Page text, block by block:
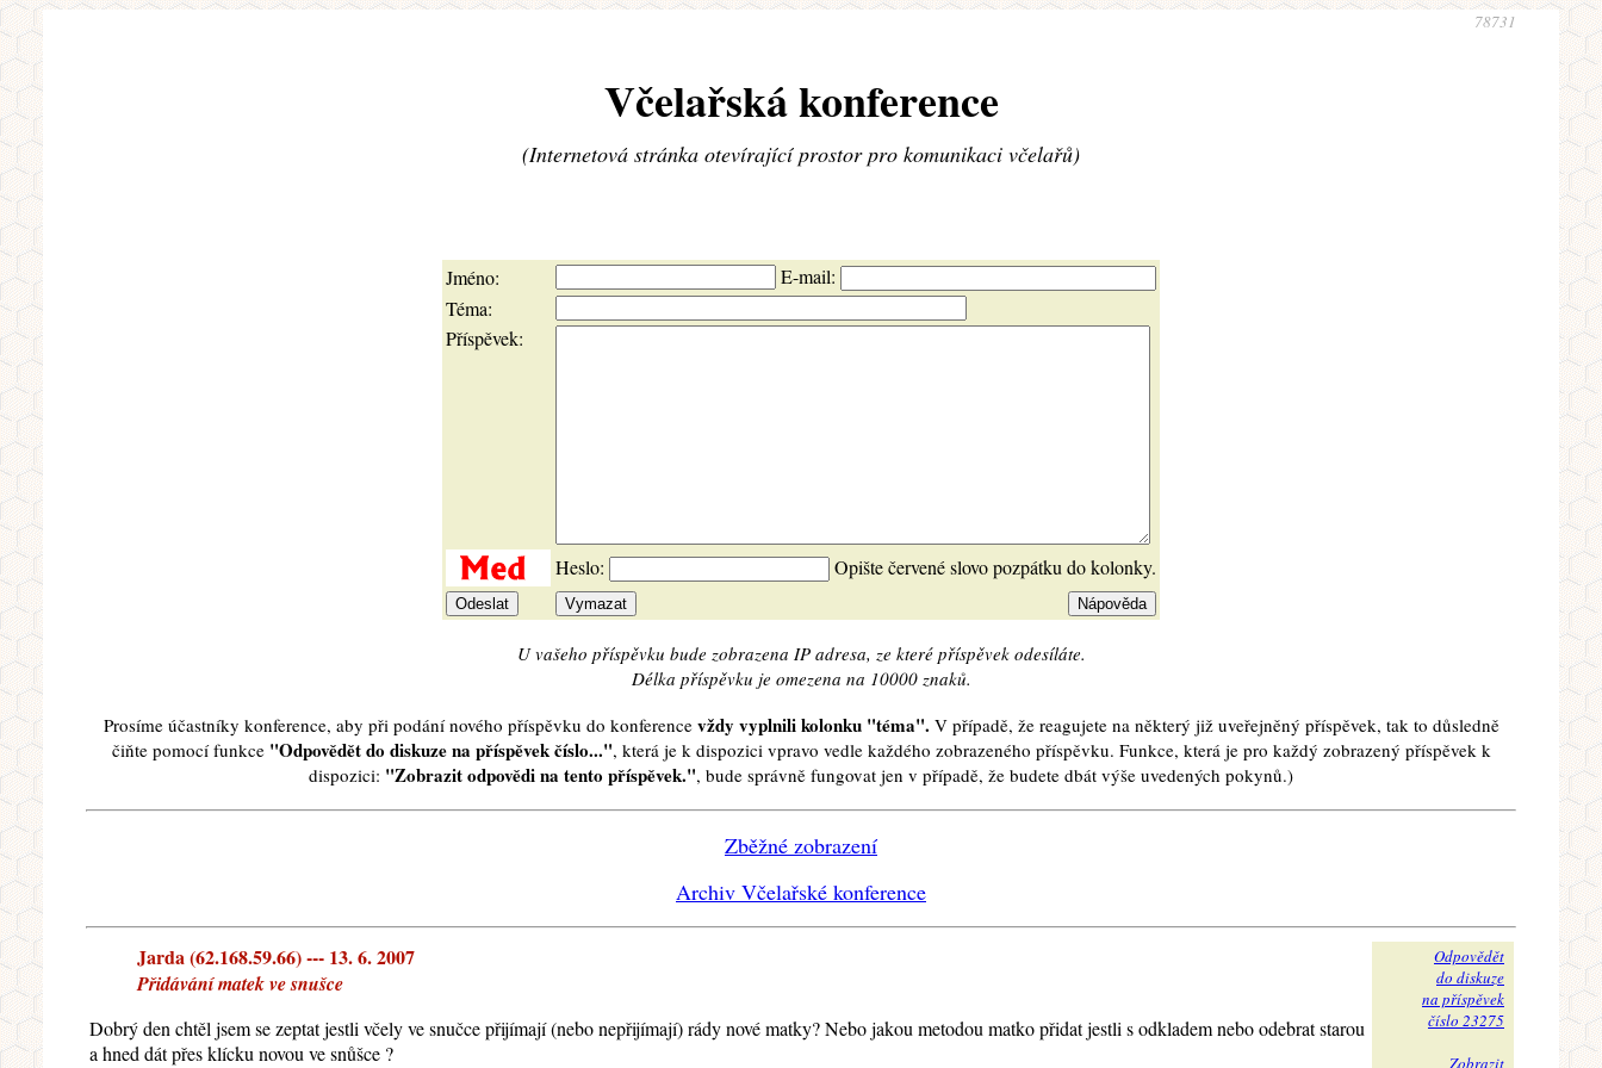
78731
Včelařská konference
(Internetová stránka otevírající prostor pro komunikaci včelařů)
Jméno:
E-mail:
Téma:
Příspěvek:
Heslo: Opište červené slovo pozpátku do kolonky.
U vašeho příspěvku bude zobrazena IP adresa, ze které příspěvek odesíláte.
Délka příspěvku je omezena na 10000 znaků.
Prosíme účastníky konference, aby při podání nového příspěvku do konference vždy vyplnili kolonku "téma". V případě, že reagujete na některý již uveřejněný příspěvek, tak to důsledně
čiňte pomocí funkce "Odpovědět do diskuze na příspěvek číslo...", která je k dispozici vpravo vedle každého zobrazeného příspěvku. Funkce, která je pro každý zobrazený příspěvek k
dispozici: "Zobrazit odpovědi na tento příspěvek.", bude správně fungovat jen v případě, že budete dbát výše uvedených pokynů.)
Zběžné zobrazení
Archiv Včelařské konference
Jarda (62.168.59.66) --- 13. 6. 2007
Přidávání matek ve snušce
Dobrý den chtěl jsem se zeptat jestli včely ve snučce přijímají (nebo nepřijímají) rády nové matky? Nebo jakou metodou matko přidat jestli s odkladem nebo odebrat starou
a hned dát přes klícku novou ve snůšce ?
Odpovědět
do diskuze
na příspěvek
číslo 23275
Zobrazit